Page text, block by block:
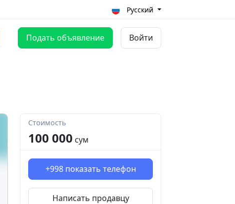
Русский
Подать объявление Войти
Стоимость
100 000 сум
+998 показать телефон
Написать продавцу